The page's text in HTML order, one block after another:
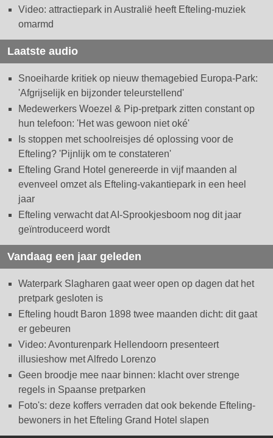
Video: attractiepark in Australië heeft Efteling-muziek
omarmd
Laatste audio
Snoeiharde kritiek op nieuw themagebied Europa-Park:
'Afgrijselijk en bijzonder teleurstellend'
Medewerkers Woezel & Pip-pretpark zitten constant op
hun telefoon: 'Het was gewoon niet oké'
Is stoppen met schoolreisjes dé oplossing voor de
Efteling? 'Pijnlijk om te constateren'
Efteling Grand Hotel genereerde in vijf maanden al
evenveel omzet als Efteling-vakantiepark in een heel
jaar
Efteling verwacht dat AI-Sprookjesboom nog dit jaar
geïntroduceerd wordt
Vandaag een jaar geleden
Waterpark Slagharen gaat weer open op dagen dat het
pretpark gesloten is
Efteling houdt Baron 1898 twee maanden dicht: dit gaat
er gebeuren
Video: Avonturenpark Hellendoorn presenteert
illusieshow met Alfredo Lorenzo
Geen broodje mee naar binnen: klacht over strenge
regels in Spaanse pretparken
Foto's: deze koffers verraden dat ook bekende Efteling-
bewoners in het Efteling Grand Hotel slapen